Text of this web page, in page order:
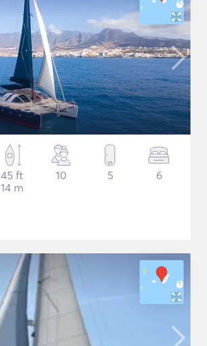
45 ft
14 m
10 5 6